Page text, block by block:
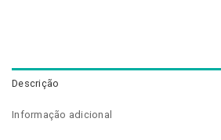
Descrição
Informação adicional